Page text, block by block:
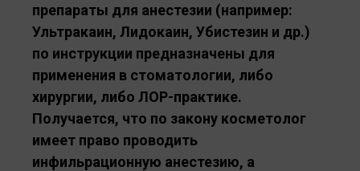
препараты для анестезии (например:
Ультракаин, Лидокаин, Убистезин и др.)
по инструкции предназначены для
применения в стоматологии, либо
хирургии, либо ЛОР-практике.
Получается, что по закону косметолог
имеет право проводить
инфильрационную анестезию, а